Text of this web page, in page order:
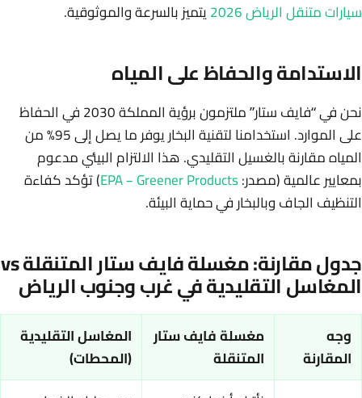
سيارات متنقل الرياض 2026
يتميز بالسرعة والموثوقية.
الاستدامة والحفاظ على المياه
نحن في “فايف ستار” ملتزمون برؤية المملكة 2030 في الحفاظ
على الموارد. استخدامنا لتقنية البخار يوفر ما يصل إلى 95% من
المياه مقارنة بالغسيل التقليدي. هذا الالتزام البيئي مدعوم
بمعايير عالمية (مصدر:EPA – Greener Products) تؤكد كفاءة
التنظيف الجاف وبالبخار في حماية البيئة.
جدول مقارنة: مغسلة فايف ستار المتنقلة vs
المغاسل التقليدية في غرب وجنوب الرياض
وجه
المقارنة
مغسلة فايف ستار
المتنقلة
المغاسل التقليدية
(المحطات)